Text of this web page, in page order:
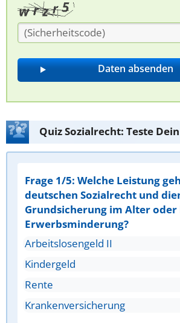
Quiz Sozialrecht: Teste
Frage 1/5: Welche Leistung
deutschen Sozialrecht und
Grundsicherung im Alter oder
Erwerbsminderung?
Arbeitslosengeld II
Kindergeld
Rente
Krankenversicherung